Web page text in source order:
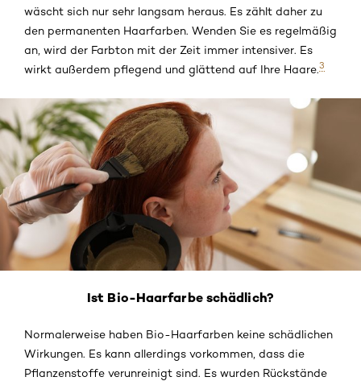
wäscht sich nur sehr langsam heraus. Es zählt daher zu
den permanenten Haarfarben. Wenden Sie es regelmäßig
an, wird der Farbton mit der Zeit immer intensiver. Es
wirkt außerdem pflegend und glättend auf Ihre Haare.3
Ist Bio-Haarfarbe schädlich?
Normalerweise haben Bio-Haarfarben keine schädlichen
Wirkungen. Es kann allerdings vorkommen, dass die
Pflanzenstoffe verunreinigt sind. Es wurden Rückstände